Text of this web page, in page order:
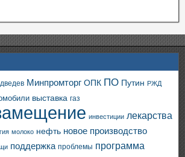
Минпромторг ОПК ПО Путин РЖД
выставка газ
инвестиции лекарства
молоко нефть новое производство
поддержка проблемы программа